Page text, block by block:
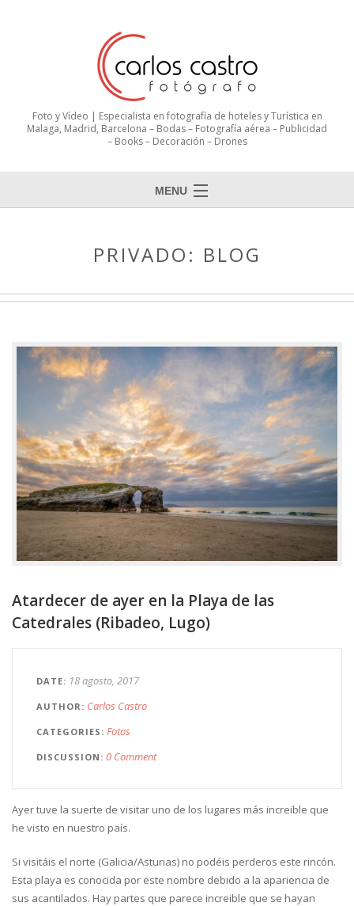
Foto y Vídeo | Especialista en fotografía de hoteles y Turística en
Malaga, Madrid, Barcelona – Bodas – Fotografía aérea – Publicidad
– Books – Decoración – Drones
MENU
PRIVADO: BLOG
Atardecer de ayer en la Playa de las
Catedrales (Ribadeo, Lugo)
DATE 18 agosto, 2017
AUTHOR Carlos Castro
CATEGORIES Fotos
DISCUSSION 0 Comment
Ayer tuve la suerte de visitar uno de los lugares más increible que
he visto en nuestro país.
Si visitáis el norte (Galicia/Asturias) no podéis perderos este rincón.
Esta playa es conocida por este nombre debido a la apariencia de
sus acantilados. Hay partes que parece increible que se hayan